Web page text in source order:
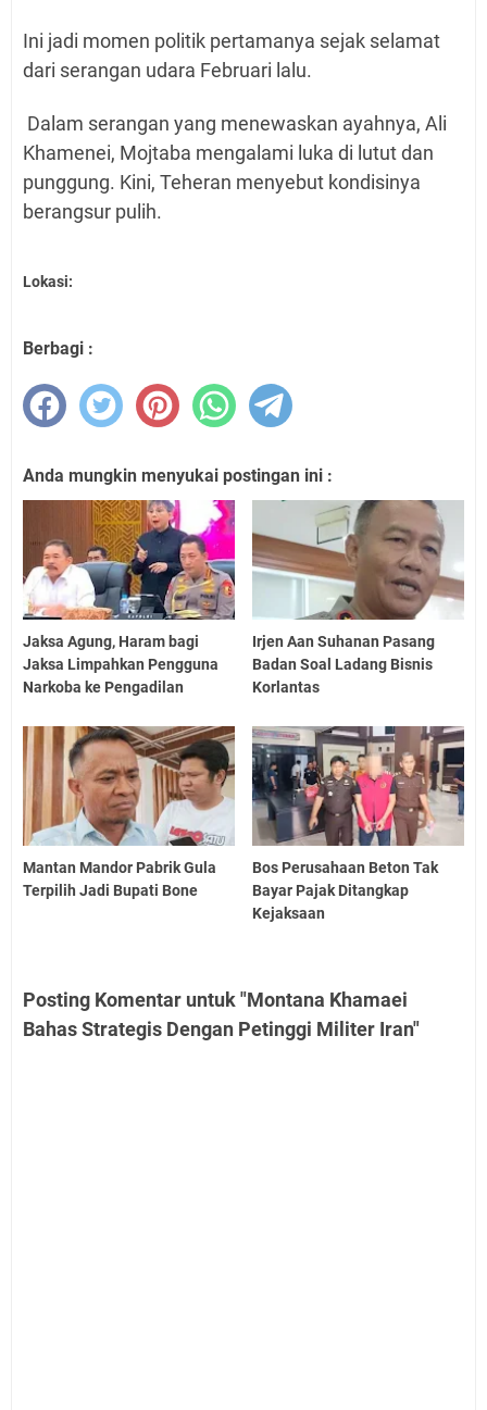
Ini jadi momen politik pertamanya sejak selamat
dari serangan udara Februari lalu.
Dalam serangan yang menewaskan ayahnya, Ali
Khamenei, Mojtaba mengalami luka di lutut dan
punggung. Kini, Teheran menyebut kondisinya
berangsur pulih.
Lokasi:
Berbagi :
Anda mungkin menyukai postingan ini :
Jaksa Agung, Haram bagi
Jaksa Limpahkan Pengguna
Narkoba ke Pengadilan
Irjen Aan Suhanan Pasang
Badan Soal Ladang Bisnis
Korlantas
Mantan Mandor Pabrik Gula
Terpilih Jadi Bupati Bone
Bos Perusahaan Beton Tak
Bayar Pajak Ditangkap
Kejaksaan
Posting Komentar untuk "Montana Khamaei
Bahas Strategis Dengan Petinggi Militer Iran"